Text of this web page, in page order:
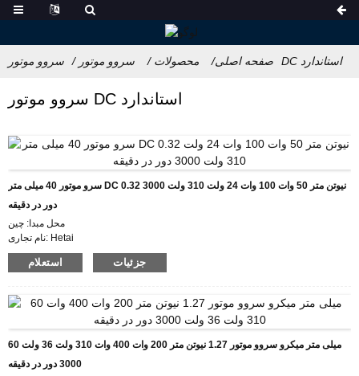
صفحه اصلی محصولات سروو موتور سروو موتور DC استاندارد
سروو موتور DC استاندارد
سرو موتور 40 میلی متر DC 0.32 نیوتن متر 50 وات 100 وات 24 ولت 310 ولت 3000
دور در دقیقه
محل مبدا: چین
نام تجاری: Hetai
گواهینامه: CE ROHS ISO
شماره مدل: ES40
جزئیات بسته بندی: کارتن با جعبه فوم داخلی، پالت
زمان تحویل: 28-31
شرایط پرداخت: L/C، D/P، T/T، Western Union، MoneyGram
توانایی تامین: 1000 عدد در ماه
استعلام جزئیات
60 میلی متر میکرو سروو موتور 1.27 نیوتن متر 200 وات 400 وات 310 ولت 36 ولت
3000 دور در دقیقه